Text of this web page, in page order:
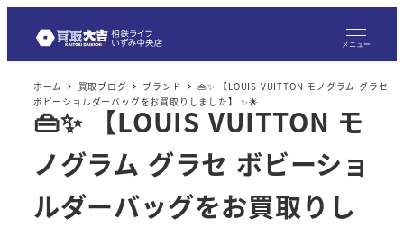
メニュー
ホーム 買取ブログ ブランド
👜✨ 【LOUIS VUITTON モノグラム グラセ
ボビーショルダーバッグをお買取りしました】 ✨🌟
👜✨ 【LOUIS VUITTON モ
ノグラム グラセ ボビーショ
ルダーバッグをお買取りし